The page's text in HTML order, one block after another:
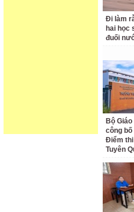
Đi làm
hai học
đuối
Bộ
công
Điểm
Tuyên